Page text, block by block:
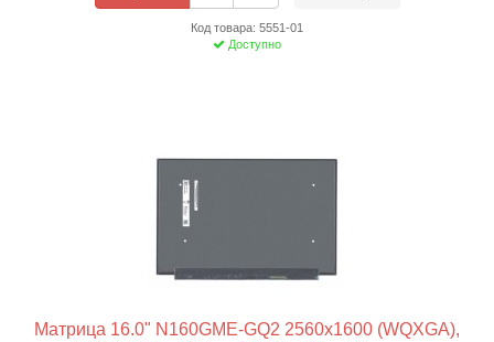
Код товара: 5551-01
Доступно
Матрица 16.0" N160GME-GQ2 2560x1600 (WQXGA),